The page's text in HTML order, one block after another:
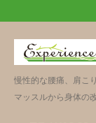
慢性的な腰痛、肩こ
マッスルから身体の